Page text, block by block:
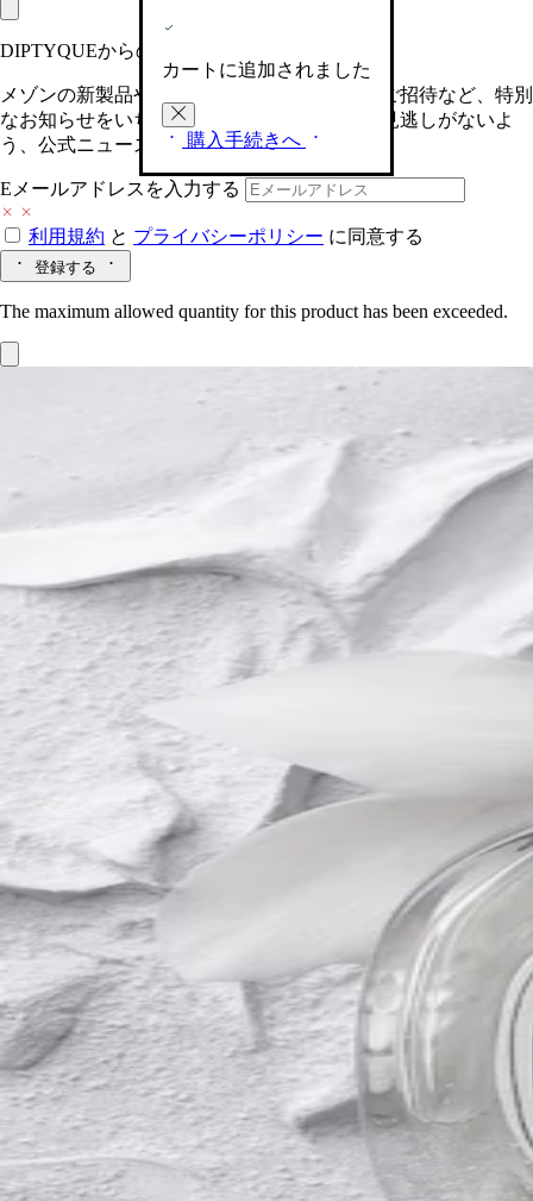
カートに追加されました
購入手続きへ
DIPTYQUEからの最新情報をお届けします
メゾンの新製品や、限定イベントへの特別なご招待など、特別
なお知らせをいち早くお届けいたします。お見逃しがないよ
う、公式ニュースレターにご登録ください。
Eメールアドレスを入力する
利用規約 と プライバシーポリシー に同意する
登録する
The maximum allowed quantity for this product has been exceeded.